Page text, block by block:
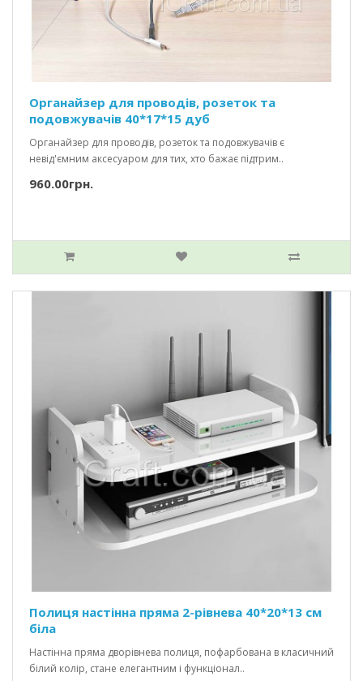
Органайзер для проводів, розеток та
подовжувачів 40*17*15 дуб
Органайзер для проводів, розеток та подовжувачів є
невід'ємним аксесуаром для тих, хто бажає підтрим..
960.00грн.
Полиця настінна пряма 2-рівнева 40*20*13 см
біла
Настінна пряма дворівнева полиця, пофарбована в класичний
білий колір, стане елегантним і функціонал..